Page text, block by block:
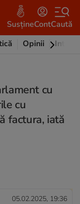
SusțineContCaută
Opinii
cu
cu
factura, iată
05.02.2025, 19:36